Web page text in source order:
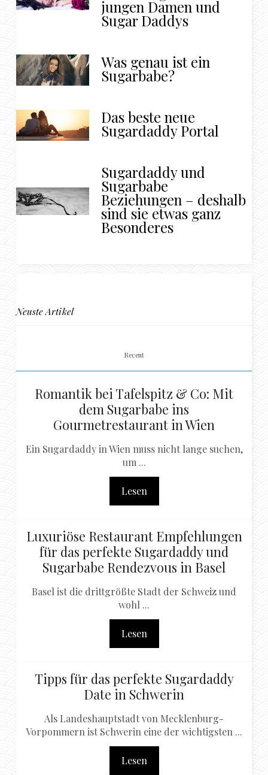
jungen Damen und
Sugar Daddys
Was genau ist ein
Sugarbabe?
Das beste neue
Sugardaddy Portal
Sugardaddy und
Sugarbabe
Beziehungen – deshalb
sind sie etwas ganz
Besonderes
Neuste Artikel
Recent
Romantik bei Tafelspitz & Co: Mit
dem Sugarbabe ins
Gourmetrestaurant in Wien
Ein Sugardaddy in Wien muss nicht lange suchen,
um ...
Lesen
Luxuriöse Restaurant Empfehlungen
für das perfekte Sugardaddy und
Sugarbabe Rendezvous in Basel
Basel ist die drittgrößte Stadt der Schweiz und
wohl ...
Lesen
Tipps für das perfekte Sugardaddy
Date in Schwerin
Als Landeshauptstadt von Mecklenburg-
Vorpommern ist Schwerin eine der wichtigsten ...
Lesen